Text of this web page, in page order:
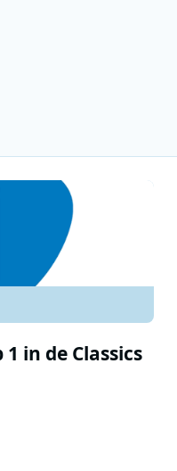
in de Classics